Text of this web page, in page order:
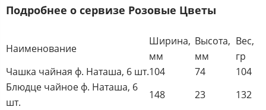
Подробнее о сервизе Розовые Цветы
Наименование
Ширина,
мм
Высота,
мм
Вес,
гр
Чашка чайная ф. Наташа, 6 шт.104 74
104
Блюдце чайное ф. Наташа, 6
шт.
148 23
132